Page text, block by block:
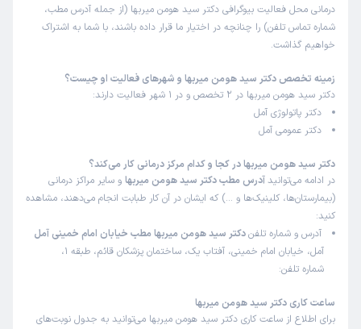
درمانی محل فعالیت بیوگرافی دکتر سید هومن میربها (از جمله آدرس مطب،
شماره تماس تلفن) را چنانچه در اختیار ما قرار داده باشند، با شما به اشتراک
خواهیم گذاشت.
زمینه تخصص دکتر سید هومن میربها و شهرهای فعالیت او چیست؟
دکتر سید هومن میربها در 2 تخصص و در 1 شهر فعالیت دارند:
دکتر پاتولوژی آمل
دکتر عمومی آمل
دکتر سید هومن میربها در کجا و کدام مرکز درمانی کار می‌کند؟
در ادامه می‌توانید آدرس مطب دکتر سید هومن میربها و سایر مراکز درمانی
(بیمارستان‌ها، کلینیک‌ها و …) که ایشان در آن کار طبابت انجام می‌دهند، مشاهده
کنید:
آدرس و شماره تلفندکتر سید هومن میربها مطب خیابان امام خمینی آمل
آمل، خیابان امام خمینی، آفتاب یک، ساختمان پزشکان قائم، طبقه 1،
شماره تلفن:
ساعت کاری دکتر سید هومن میربها
برای اطلاع از ساعت کاری دکتر سید هومن میربها می‌توانید به جدول نوبت‌های